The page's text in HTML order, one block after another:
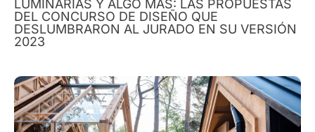
LUMINARIAS Y ALGO MÁS: LAS PROPUESTAS
DEL CONCURSO DE DISEÑO QUE
DESLUMBRARON AL JURADO EN SU VERSIÓN
2023